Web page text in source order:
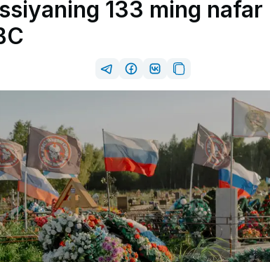
133 ming nafar